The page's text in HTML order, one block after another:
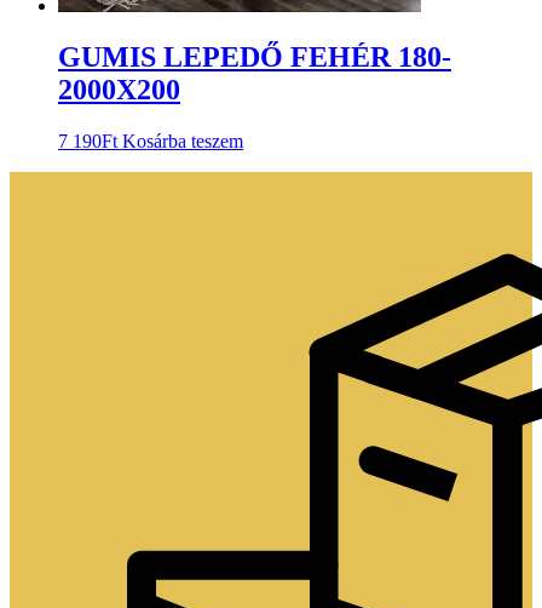
GUMIS LEPEDŐ FEHÉR 180-
2000X200
7 190Ft Kosárba teszem